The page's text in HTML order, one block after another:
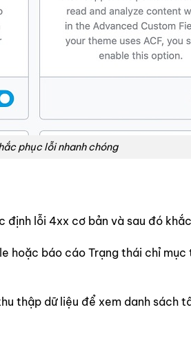
phục lỗi nhanh chóng
định lỗi 4xx cơ bản và sau đó
hoặc báo cáo Trạng thái chỉ
thập dữ liệu để xem danh sách